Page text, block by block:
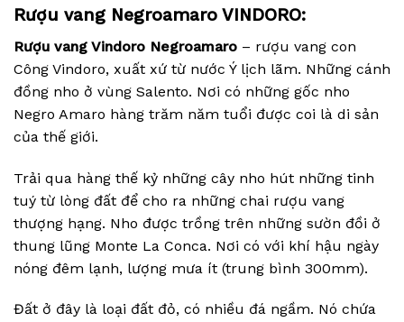
Rượu vang Negroamaro VINDORO:
Rượu vang Vindoro Negroamaro – rượu vang con
Công Vindoro, xuất xứ từ nước Ý lịch lãm. Những cánh
đồng nho ở vùng Salento. Nơi có những gốc nho
Negro Amaro hàng trăm năm tuổi được coi là di sản
của thế giới.
Trải qua hàng thế kỷ những cây nho hút những tinh
tuý từ lòng đất để cho ra những chai rượu vang
thượng hạng. Nho được trồng trên những sườn đồi ở
thung lũng Monte La Conca. Nơi có với khí hậu ngày
nóng đêm lạnh, lượng mưa ít (trung bình 300mm).
Đất ở đây là loại đất đỏ, có nhiều đá ngầm. Nó chứa